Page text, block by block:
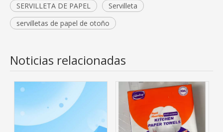
SERVILLETA DE PAPEL
Servilleta
servilletas de papel de otoño
Noticias relacionadas